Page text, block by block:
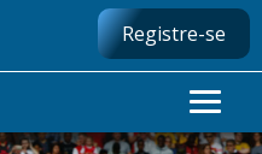
Registre-se